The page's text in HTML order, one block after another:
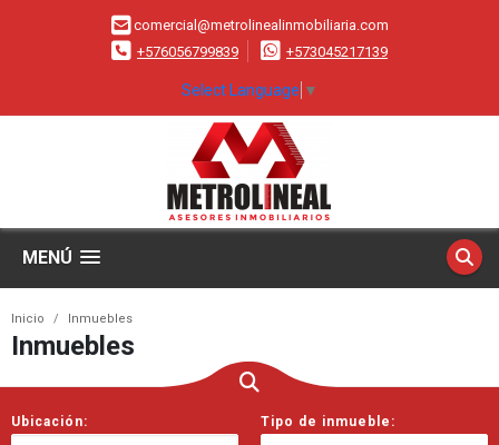
comercial@metrolinealinmobiliaria.com
+576056799839
+573045217139
Select Language ▼
MENÚ
Inicio Inmuebles
Inmuebles
Ubicación: Tipo de inmueble: